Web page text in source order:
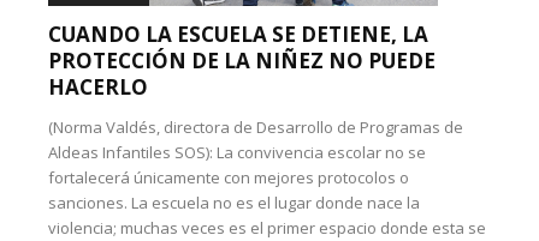
CUANDO LA ESCUELA SE DETIENE, LA
PROTECCIÓN DE LA NIÑEZ NO PUEDE
HACERLO
(Norma Valdés, directora de Desarrollo de Programas de
Aldeas Infantiles SOS): La convivencia escolar no se
fortalecerá únicamente con mejores protocolos o
sanciones. La escuela no es el lugar donde nace la
violencia; muchas veces es el primer espacio donde esta se